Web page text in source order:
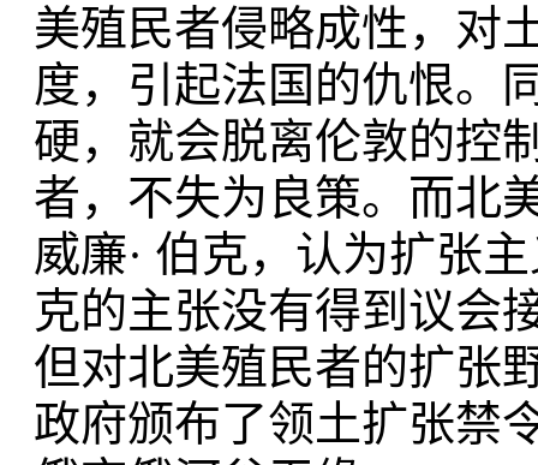
美殖民者侵略成性，对
度，引起法国的仇恨。
硬，就会脱离伦敦的控
者，不失为良策。而北
威廉· 伯克，认为扩张
克的主张没有得到议会
但对北美殖民者的扩张
政府颁布了领土扩张禁